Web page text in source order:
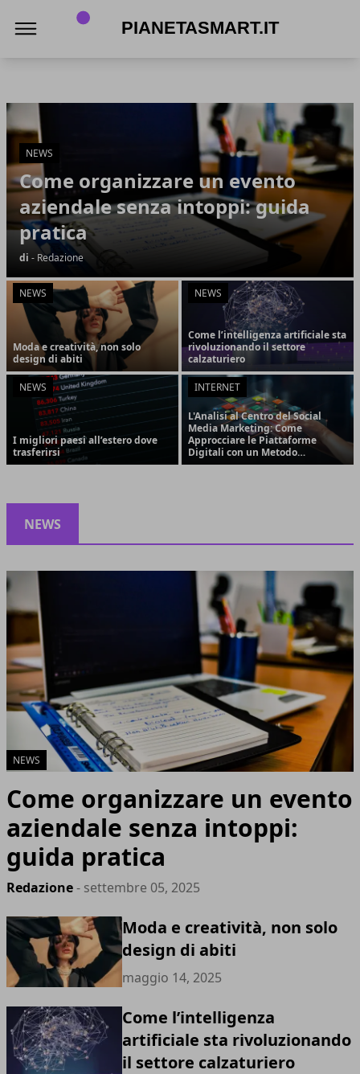
Articoli in Evidenza
NEWS
Come organizzare un evento
aziendale senza intoppi: guida
pratica
di - Redazione
NEWS
Moda e creatività, non solo
design di abiti
NEWS
Come l’intelligenza artificiale sta
rivoluzionando il settore
calzaturiero
NEWS
I migliori paesi all’estero dove
trasferirsi
INTERNET
L'Analisi al Centro del Social
Media Marketing: Come
Approcciare le Piattaforme
Digitali con un Metodo
Strategico e Orientato ai
NEWS
NEWS
Come organizzare un evento
aziendale senza intoppi:
guida pratica
Redazione- settembre 05, 2025
Moda e creatività, non solo
design di abiti
maggio 14, 2025
Come l’intelligenza
artificiale sta rivoluzionando
il settore calzaturiero